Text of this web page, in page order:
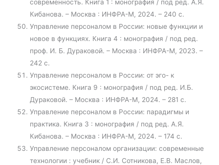
современность. Книга 1 : монография / под ред. А.Я.
Кибанова. – Москва : ИНФРА-М, 2024. – 240 с.
Управление персоналом в России: новые функции и
новое в функциях. Книга 4 : монография / под ред.
проф. И. Б. Дураковой. – Москва : ИНФРА-М, 2023. –
242 с.
Управление персоналом в России: от эго- к
экосистеме. Книга 9 : монография / под ред. И.Б.
Дураковой. – Москва : ИНФРА-М, 2024. – 281 с.
Управление персоналом в России: парадигмы и
практика. Книга 3 : монография / под ред. А.Я.
Кибанова. – Москва : ИНФРА-М, 2024. – 174 с.
Управление персоналом организации: современные
технологии : учебник / С.И. Сотникова, Е.В. Маслов,